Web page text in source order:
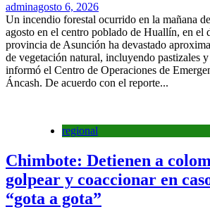
adminagosto 6, 2026
Un incendio forestal ocurrido en la mañana
agosto en el centro poblado de Huallín, en el
provincia de Asunción ha devastado
de vegetación natural, incluyendo pastizales
informó el Centro de Operaciones de
Áncash. De acuerdo con el reporte...
regional
Chimbote: Detienen a
golpear y coaccionar en
“gota a gota”